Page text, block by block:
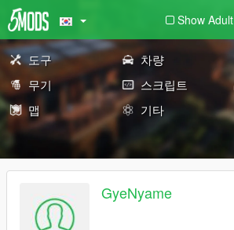
Show Adult
도구 차량
무기
스크립트
맵
기타
GyeNyame